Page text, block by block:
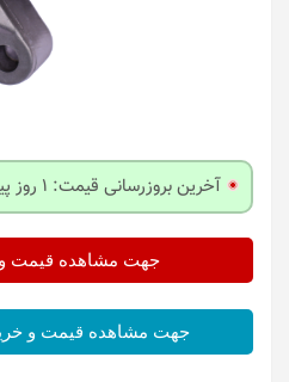
آخرین بروزرسانی قیمت: 1 روز پیش
جهت مشاهده قیمت و
جهت مشاهده قیمت و